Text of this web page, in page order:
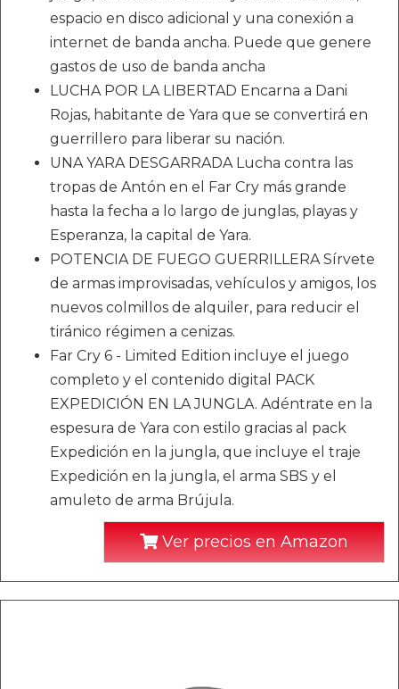
espacio en disco adicional y una conexión a
internet de banda ancha. Puede que genere
gastos de uso de banda ancha
LUCHA POR LA LIBERTAD Encarna a Dani
Rojas, habitante de Yara que se convertirá en
guerrillero para liberar su nación.
UNA YARA DESGARRADA Lucha contra las
tropas de Antón en el Far Cry más grande
hasta la fecha a lo largo de junglas, playas y
Esperanza, la capital de Yara.
POTENCIA DE FUEGO GUERRILLERA Sírvete
de armas improvisadas, vehículos y amigos, los
nuevos colmillos de alquiler, para reducir el
tiránico régimen a cenizas.
Far Cry 6 - Limited Edition incluye el juego
completo y el contenido digital PACK
EXPEDICIÓN EN LA JUNGLA. Adéntrate en la
espesura de Yara con estilo gracias al pack
Expedición en la jungla, que incluye el traje
Expedición en la jungla, el arma SBS y el
amuleto de arma Brújula.
Ver precios en Amazon